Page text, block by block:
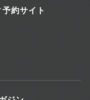
約サイト